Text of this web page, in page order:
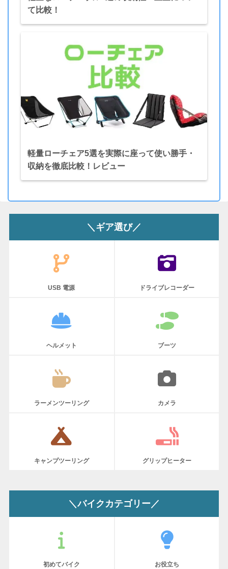
て比較！
軽量ローチェア5選を実際に座って使い勝手・
収納を徹底比較！レビュー
＼ギア選び／
USB 電源 ドライブレコーダー
ヘルメット ブーツ
ラーメンツーリング カメラ
キャンプツーリング グリップヒーター
＼バイクカテゴリー／
初めてバイク お役立ち